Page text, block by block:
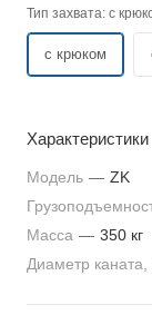
Тип захвата: с
с крюком
Характеристики
Модель — ZK
Масса — 350 кг
Диаметр